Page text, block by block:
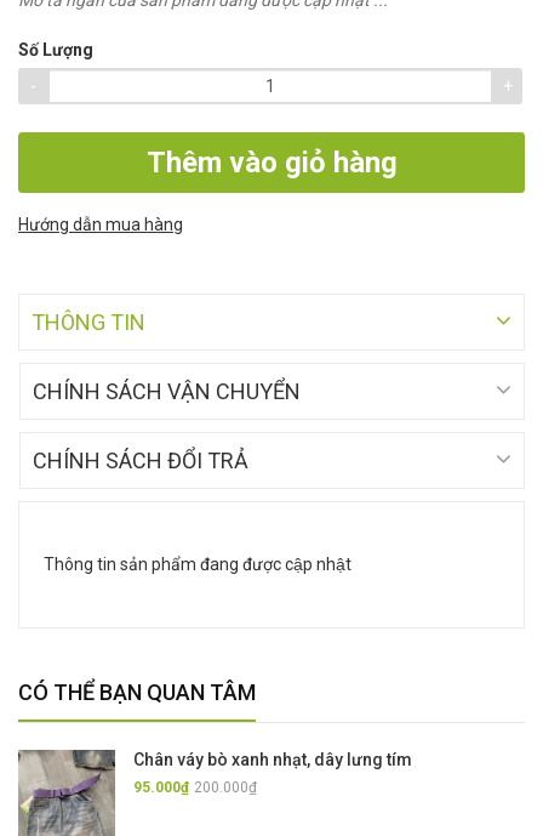
Số Lượng
-
+
Thêm vào giỏ hàng
Hướng dẫn mua hàng
THÔNG TIN
CHÍNH SÁCH VẬN CHUYỂN
CHÍNH SÁCH ĐỔI TRẢ
Thông tin sản phẩm đang được cập nhật
CÓ THỂ BẠN QUAN TÂM
Chân váy bò xanh nhạt, dây lưng tím
95.000₫ 200.000₫